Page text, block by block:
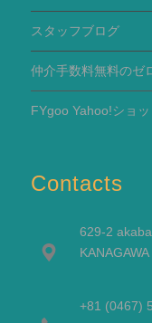
スタッフブログ
仲介手数料無料のゼ
FYgoo Yahoo!ショ
Contacts
629-2
+81 (0467)